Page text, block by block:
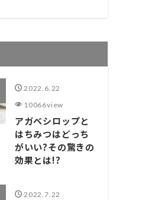
2022.6.22
10066view
アガベシロップと
はちみつはどっち
がいい?その驚きの
効果とは!?
2022.7.22